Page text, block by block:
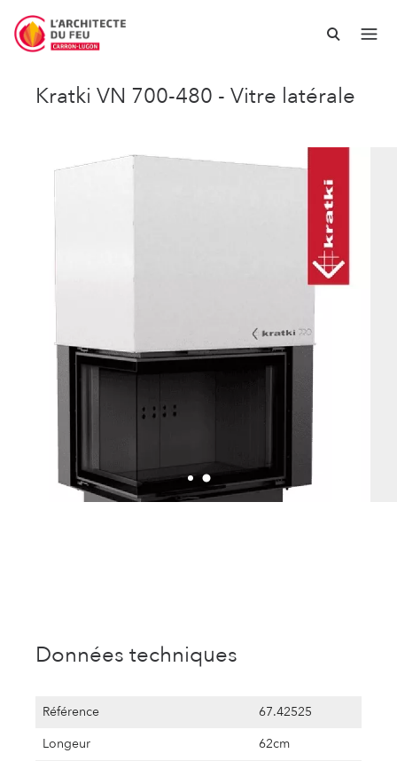
Kratki VN 700-480 - Vitre latérale
Données techniques
Référence
67.42525
Longeur
62cm